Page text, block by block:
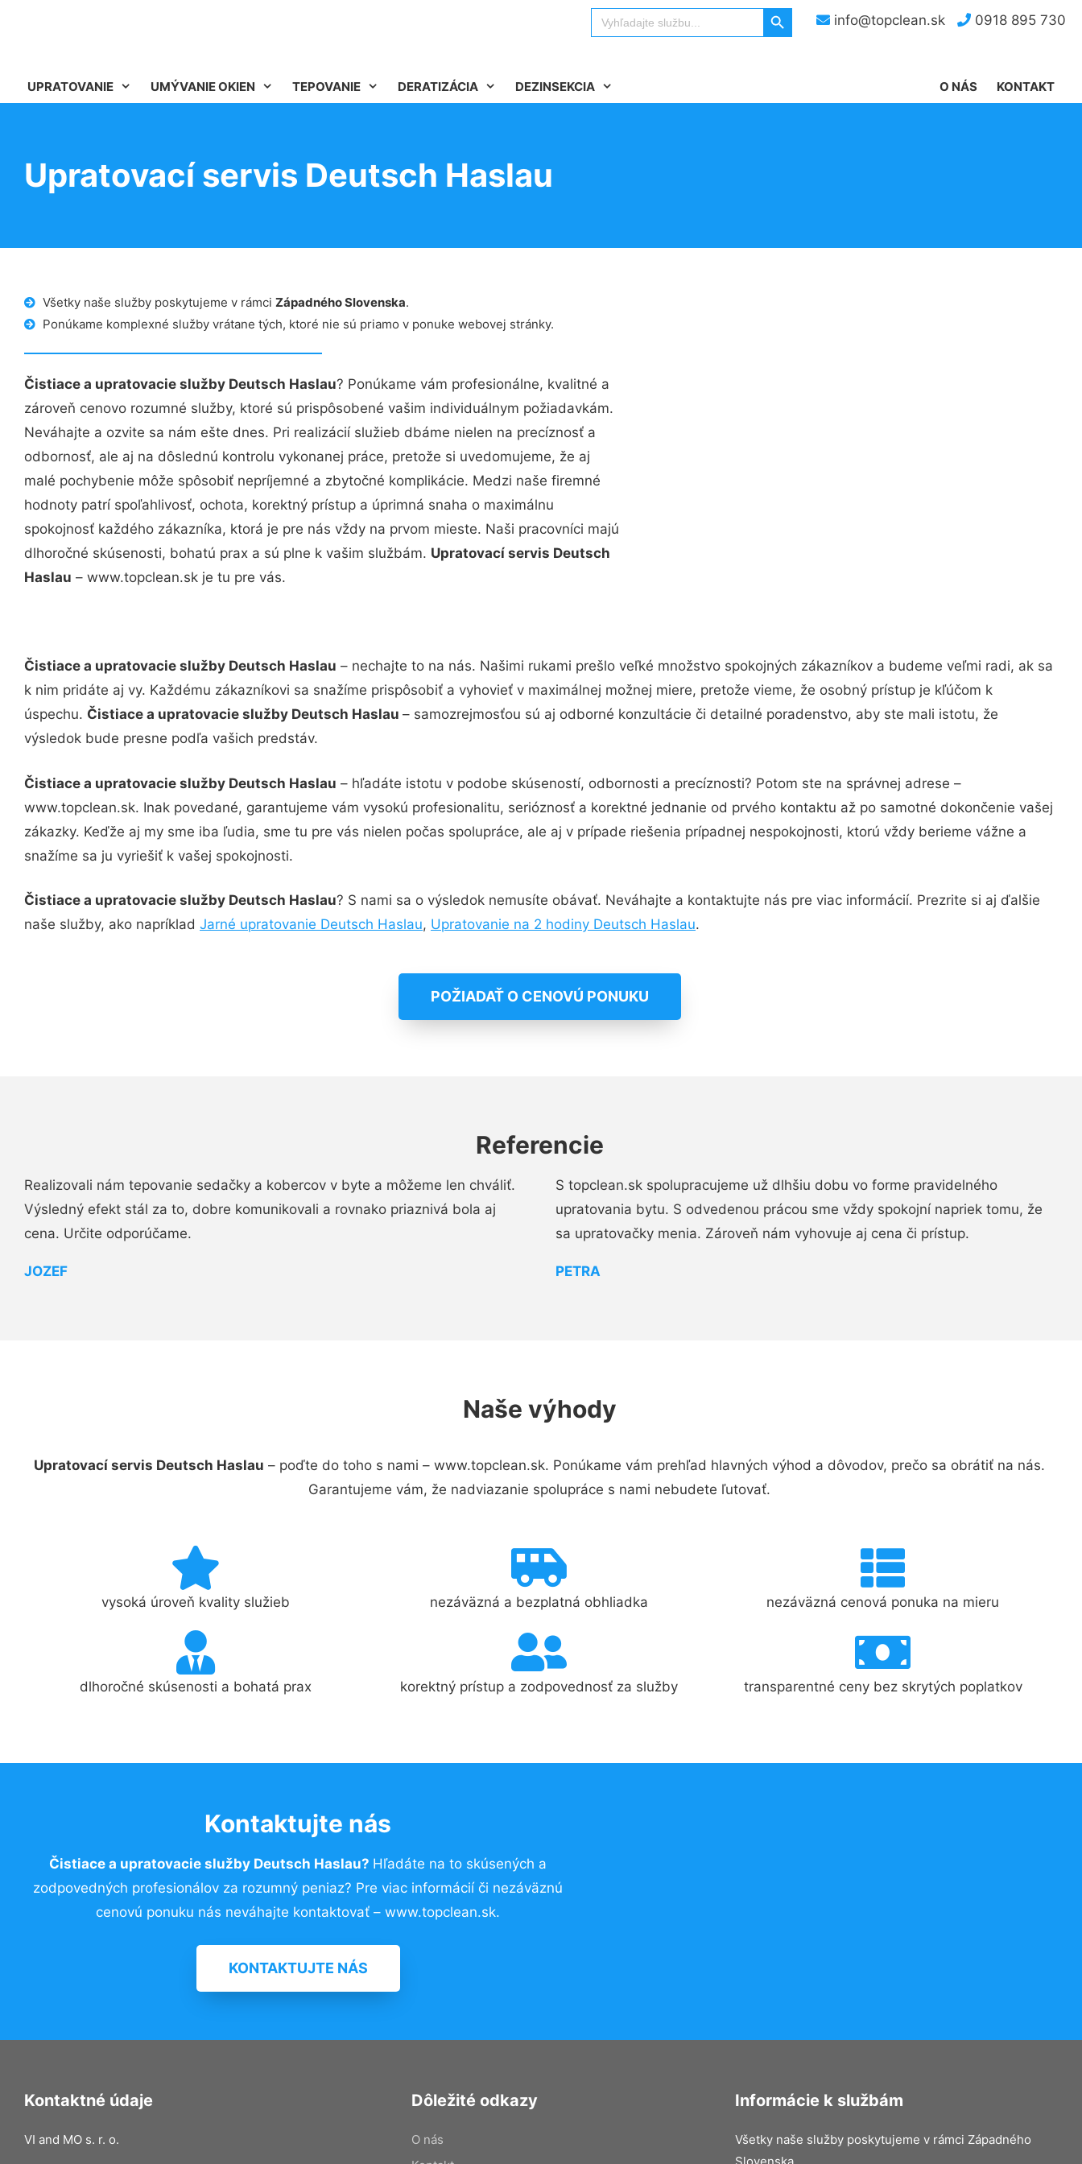
info@topclean.sk 0918 895 730
Search
for:
Search Button
UPRATOVANIE UMÝVANIE OKIEN TEPOVANIE DERATIZÁCIA DEZINSEKCIA KONTAKT
O NÁS
Upratovací servis Deutsch Haslau
Všetky naše služby poskytujeme v rámci Západného Slovenska.
Ponúkame komplexné služby vrátane tých, ktoré nie sú priamo v ponuke webovej stránky.
Čistiace a upratovacie služby Deutsch Haslau? Ponúkame vám profesionálne, kvalitné a
zároveň cenovo rozumné služby, ktoré sú prispôsobené vašim individuálnym požiadavkám.
Neváhajte a ozvite sa nám ešte dnes. Pri realizácií služieb dbáme nielen na precíznosť a
odbornosť, ale aj na dôslednú kontrolu vykonanej práce, pretože si uvedomujeme, že aj
malé pochybenie môže spôsobiť nepríjemné a zbytočné komplikácie. Medzi naše firemné
hodnoty patrí spoľahlivosť, ochota, korektný prístup a úprimná snaha o maximálnu
spokojnosť každého zákazníka, ktorá je pre nás vždy na prvom mieste. Naši pracovníci majú
dlhoročné skúsenosti, bohatú prax a sú plne k vašim službám. Upratovací servis Deutsch
Haslau – www.topclean.sk je tu pre vás.
Čistiace a upratovacie služby Deutsch Haslau – nechajte to na nás. Našimi rukami prešlo veľké množstvo spokojných zákazníkov a budeme veľmi radi, ak sa
k nim pridáte aj vy. Každému zákazníkovi sa snažíme prispôsobiť a vyhovieť v maximálnej možnej miere, pretože vieme, že osobný prístup je kľúčom k
úspechu. Čistiace a upratovacie služby Deutsch Haslau – samozrejmosťou sú aj odborné konzultácie či detailné poradenstvo, aby ste mali istotu, že
výsledok bude presne podľa vašich predstáv.
Čistiace a upratovacie služby Deutsch Haslau – hľadáte istotu v podobe skúseností, odbornosti a precíznosti? Potom ste na správnej adrese –
www.topclean.sk. Inak povedané, garantujeme vám vysokú profesionalitu, serióznosť a korektné jednanie od prvého kontaktu až po samotné dokončenie vašej
zákazky. Keďže aj my sme iba ľudia, sme tu pre vás nielen počas spolupráce, ale aj v prípade riešenia prípadnej nespokojnosti, ktorú vždy berieme vážne a
snažíme sa ju vyriešiť k vašej spokojnosti.
Čistiace a upratovacie služby Deutsch Haslau? S nami sa o výsledok nemusíte obávať. Neváhajte a kontaktujte nás pre viac informácií. Prezrite si aj ďalšie
naše služby, ako napríklad Jarné upratovanie Deutsch Haslau, Upratovanie na 2 hodiny Deutsch Haslau.
POŽIADAŤ O CENOVÚ PONUKU
Referencie
Realizovali nám tepovanie sedačky a kobercov v byte a môžeme len chváliť.
Výsledný efekt stál za to, dobre komunikovali a rovnako priaznivá bola aj
cena. Určite odporúčame.
JOZEF
S topclean.sk spolupracujeme už dlhšiu dobu vo forme pravidelného
upratovania bytu. S odvedenou prácou sme vždy spokojní napriek tomu, že
sa upratovačky menia. Zároveň nám vyhovuje aj cena či prístup.
PETRA
Naše výhody
Upratovací servis Deutsch Haslau – poďte do toho s nami – www.topclean.sk. Ponúkame vám prehľad hlavných výhod a dôvodov, prečo sa obrátiť na nás.
Garantujeme vám, že nadviazanie spolupráce s nami nebudete ľutovať.
vysoká úroveň kvality služieb nezáväzná a bezplatná obhliadka nezáväzná cenová ponuka na mieru
dlhoročné skúsenosti a bohatá prax korektný prístup a zodpovednosť za služby transparentné ceny bez skrytých poplatkov
Kontaktujte nás
Čistiace a upratovacie služby Deutsch Haslau? Hľadáte na to skúsených a
zodpovedných profesionálov za rozumný peniaz? Pre viac informácií či nezáväznú
cenovú ponuku nás neváhajte kontaktovať – www.topclean.sk.
KONTAKTUJTE NÁS
Kontaktné údaje
VI and MO s. r. o.
Dôležité odkazy
O nás
Informácie k službám
Všetky naše služby poskytujeme v rámci Západného
Slovenska.